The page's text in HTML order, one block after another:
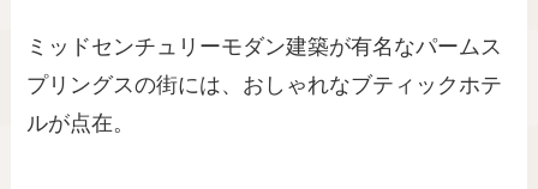
ミッドセンチュリーモダン建築が有名なパームス
プリングスの街には、おしゃれなブティックホテ
ルが点在。